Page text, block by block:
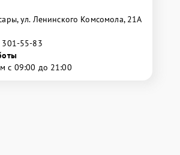
ул. Ленинского Комсомола, 21А
301-55-83
с 09:00 до 21:00